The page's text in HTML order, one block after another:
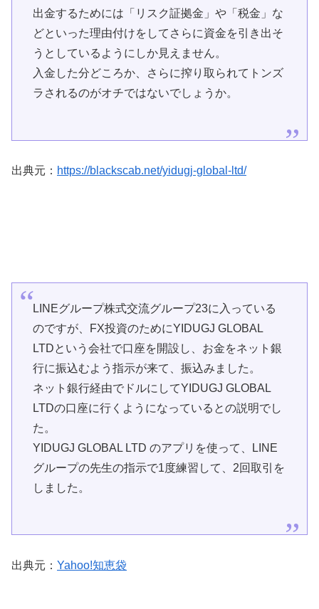
出金するためには「リスク証拠金」や「税金」な
どといった理由付けをしてさらに資金を引き出そ
うとしているようにしか見えません。
入金した分どころか、さらに搾り取られてトンズ
ラされるのがオチではないでしょうか。
出典元： https://blackscab.net/yidugj-global-ltd/
LINEグループ株式交流グループ23に入っている
のですが、FX投資のためにYIDUGJ GLOBAL
LTDという会社で口座を開設し、お金をネット銀
行に振込むよう指示が来て、振込みました。
ネット銀行経由でドルにしてYIDUGJ GLOBAL
LTDの口座に行くようになっているとの説明でし
た。
YIDUGJ GLOBAL LTD のアプリを使って、LINE
グループの先生の指示で1度練習して、2回取引を
しました。
出典元： Yahoo!知恵袋